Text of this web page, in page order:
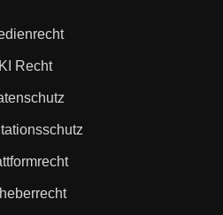
KI Recht